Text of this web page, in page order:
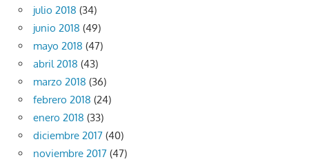
julio 2018 (34)
junio 2018 (49)
mayo 2018 (47)
abril 2018 (43)
marzo 2018 (36)
febrero 2018 (24)
enero 2018 (33)
diciembre 2017 (40)
noviembre 2017 (47)